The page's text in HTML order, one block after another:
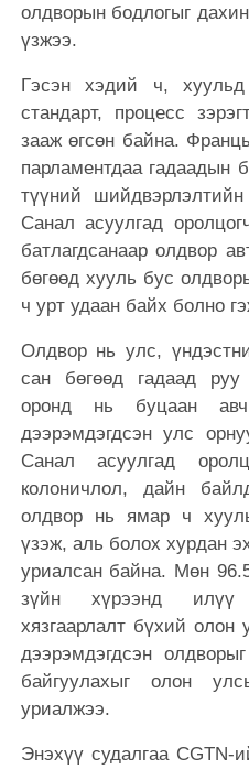
олдворын бодлогыг
үзжээ.
Гэсэн хэдий ч,
стандарт, процесс
зааж өгсөн байна.
парламентдаа гадаадын
түүний
Санал асуулгад
батлагдсанаар олдвор
бөгөөд хууль бус
ч урт удаан байх болно
Олдвор нь улс,
сан бөгөөд гадаад
оронд нь буцаан
дээрэмдэгдсэн улс
Санал асуулгад
колоничлол, дайн
олдвор нь ямар ч
үзэж, аль болох хурдан
уриалсан байна. Мөн
зүйн хүрээнд илүү
хязгаарлалт бүхий
дээрэмдэгдсэн
байгуулахыг олон
уриалжээ.
Энэхүү судалгаа CGTN-